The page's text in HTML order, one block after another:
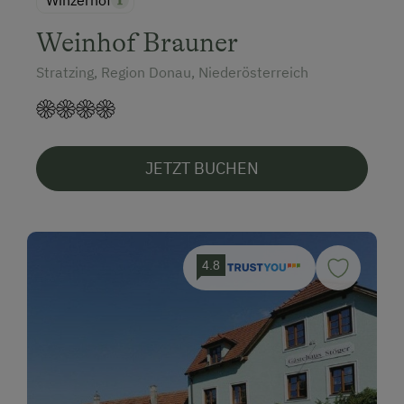
Weinhof Brauner
Stratzing, Region Donau, Niederösterreich
JETZT BUCHEN
4.8